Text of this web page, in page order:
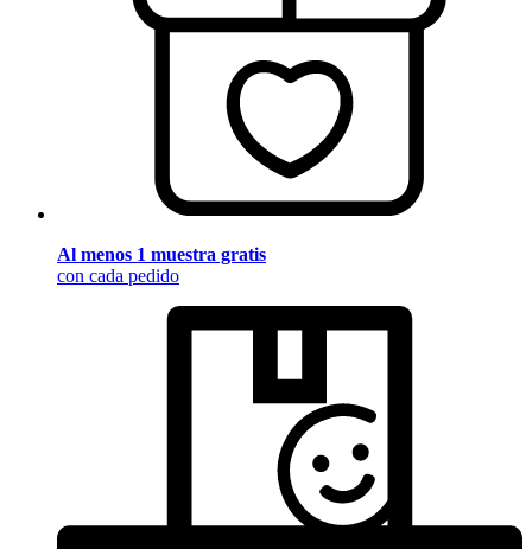
Al menos 1 muestra gratis
con cada pedido